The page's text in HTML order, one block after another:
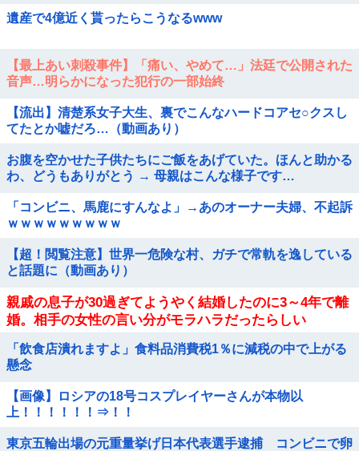
遺産で4億近く貰ったらこうなるwww
【最上あい刺殺事件】「痛い、やめて…」法廷で公開された
音声…明らかになった犯行の一部始終
【流出】清楚系女子大生、裏でこんなハードコアセ○クスし
てたとか嘘だろ…（動画あり）
お腹を空かせた子供たちにご飯をあげていた。ほんと助かる
わ、どうもありがとう → 母親はこんな様子です…
「コンビニ、馬鹿にすんなよ」→あのオーナー夫婦、不起訴
ｗｗｗｗｗｗｗｗｗ
【超！閲覧注意】世界一危険な村、ガチで常軌を逸している
と話題に（動画あり）
親戚の息子が30過ぎてようやく結婚したのに3～4年で離
婚。相手の女性の言い分がモラハラだったらしい
「飲食店潰れますよ」食料品消費税1％に減税の中で上がる
懸念
【画像】ロシアの18号コスプレイヤーさんが本物以
上！！！！！！⇒！！
東京五輪出場の元重量挙げ日本代表選手逮捕 コンビニで卵